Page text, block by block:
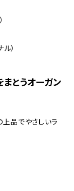
）
とうオーガン
品でやさしいラ